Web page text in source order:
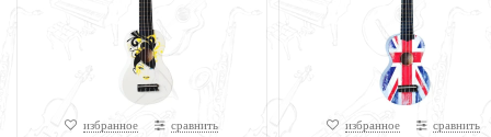
избранное сравнить избранное сравнить